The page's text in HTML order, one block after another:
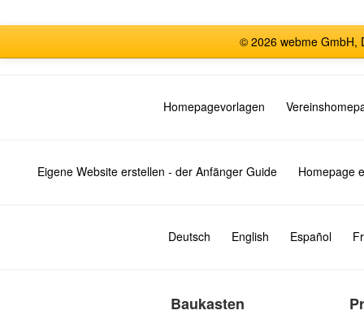
© 2026 webme GmbH,
Homepagevorlagen
Eigene Website erstellen - der Anfänger Guide Homepage
Deutsch English Español
Baukasten